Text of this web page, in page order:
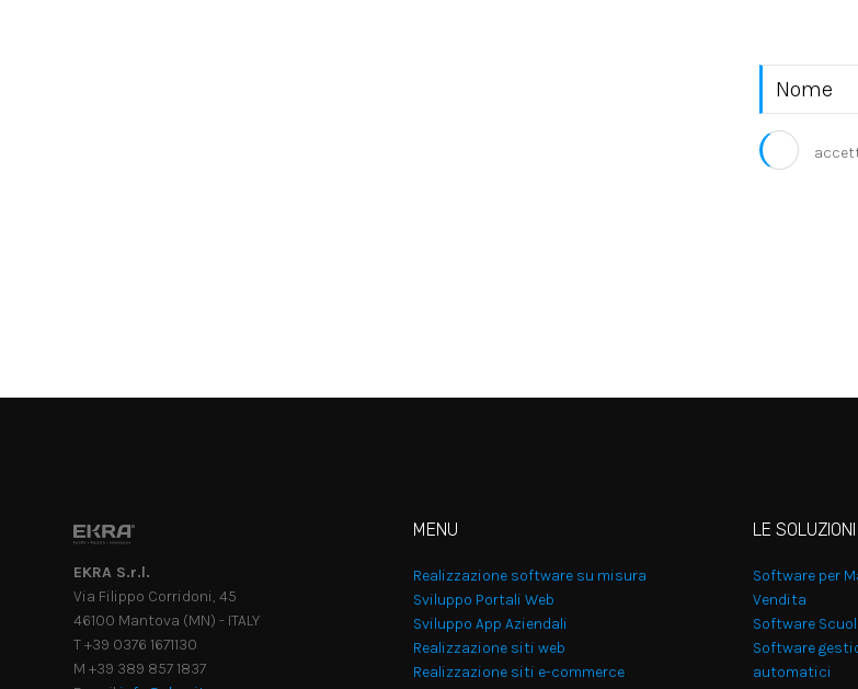
EKRA S.r.l.
Via Filippo Corridoni, 45
46100 Mantova (MN) - ITALY
T +39 0376 1671130
M +39 389 857 1837
MENU
Realizzazione software su misura
Sviluppo Portali Web
Sviluppo App Aziendali
Realizzazione siti web
Realizzazione siti e-commerce
LE SOLUZIONI
Software per
Vendita
Software
Software
automatici